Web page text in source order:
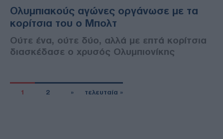
Ολυμπιακούς αγώνες οργάνωσε με τα
κορίτσια του ο Μπολτ
Ούτε ένα, ούτε δύο, αλλά με επτά κορίτσια
διασκέδασε ο χρυσός Ολυμπιονίκης
1 2 » τελευταία »